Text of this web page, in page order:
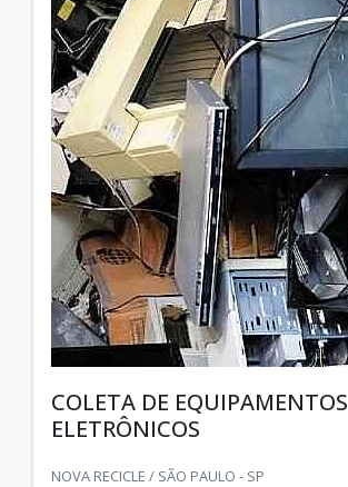
COLETA DE EQUIPAMENTOS
ELETRÔNICOS
NOVA RECICLE / SÃO PAULO - SP